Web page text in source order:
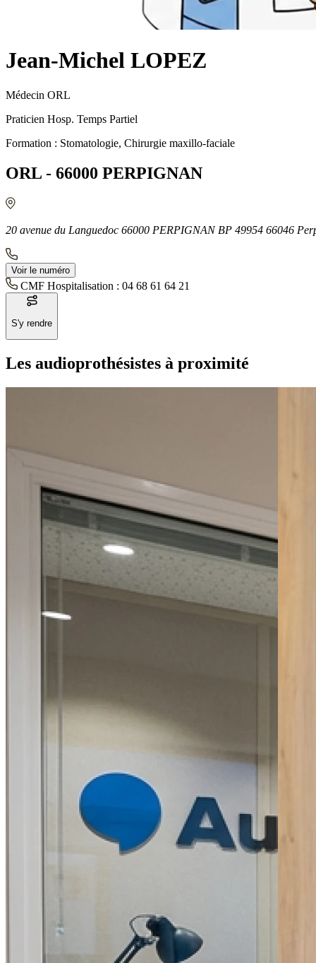
Jean-Michel LOPEZ
Médecin ORL
Praticien Hosp. Temps Partiel
Formation : Stomatologie, Chirurgie maxillo-faciale
ORL - 66000 PERPIGNAN
20 avenue du Languedoc 66000 PERPIGNAN BP 49954 66046
Voir le numéro
CMF Hospitalisation : 04 68 61 64 21
S'y rendre
Les audioprothésistes à proximité